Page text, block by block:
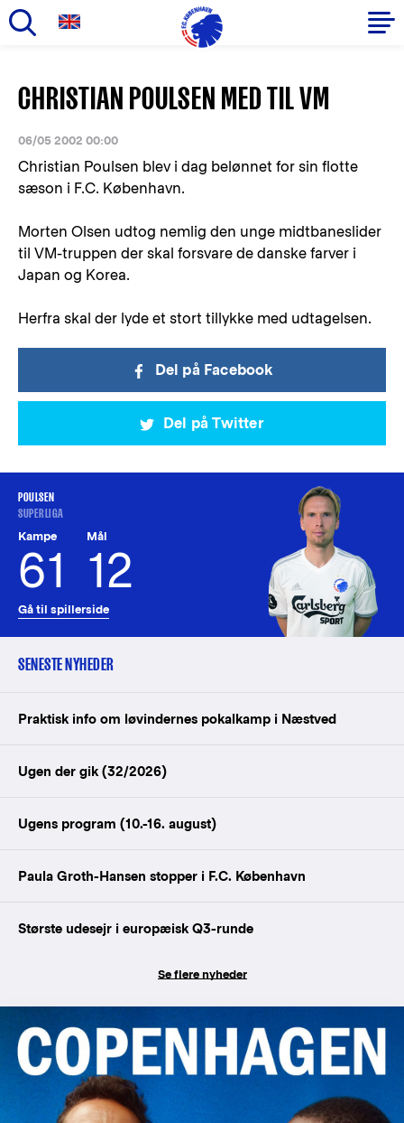
hovedindhold
Primær
navigation
CHRISTIAN POULSEN MED TIL VM
06/05 2002 00:00
Christian Poulsen blev i dag belønnet for sin flotte
sæson i F.C. København.
Morten Olsen udtog nemlig den unge midtbaneslider
til VM-truppen der skal forsvare de danske farver i
Japan og Korea.
Herfra skal der lyde et stort tillykke med udtagelsen.
Del på Facebook
Del på Twitter
POULSEN
SUPERLIGA
Kampe
61
Mål
12
Gå til spillerside
SENESTE NYHEDER
Praktisk info om løvindernes pokalkamp i Næstved
Ugen der gik (32/2026)
Ugens program (10.-16. august)
Paula Groth-Hansen stopper i F.C. København
Største udesejr i europæisk Q3-runde
Se flere nyheder